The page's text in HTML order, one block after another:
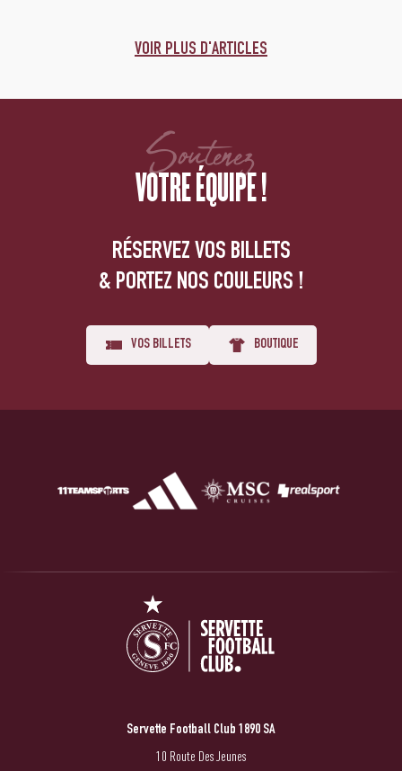
VOIR PLUS D'ARTICLES
Soutenez
VOTRE ÉQUIPE !
RÉSERVEZ VOS BILLETS
& PORTEZ NOS COULEURS !
VOS BILLETS BOUTIQUE
Servette Football Club 1890 SA
10 Route Des Jeunes